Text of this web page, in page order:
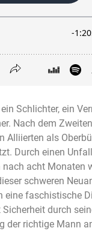
Schlichter, ein
Nach dem
Alliierten als
Durch einen
nach acht Monaten
schweren
eine faschistische
Sicherheit durch
der richtige Mann